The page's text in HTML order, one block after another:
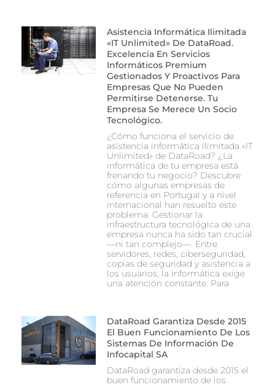
Asistencia Informática Ilimitada
«IT Unlimited» De DataRoad.
Excelencia En Servicios
Informáticos Premium
Gestionados Y Proactivos Para
Empresas Que No Pueden
Permitirse Detenerse. Tu
Empresa Se Merece Un Socio
Tecnológico.
¿Cómo funciona el servicio de
asistencia informática ilimitada «IT
Unlimited» de DataRoad? ¿La
informática de tu empresa está
frenando tu negocio? Descubre
cómo algunas empresas de
referencia en Portugal y a nivel
internacional han resuelto este
problema. Gestionar la
infraestructura tecnológica de una
empresa nunca ha sido tan crucial
—ni tan complejo—. Entre
servidores, redes, ciberseguridad,
copias de seguridad y asistencia a
los usuarios, la informática exige
una atención constante. Para
DataRoad Garantiza Desde 2015
El Buen Funcionamiento De Los
Sistemas De Información De
Infocapital SA
DataRoad garantiza desde 2015 el
buen funcionamiento de los